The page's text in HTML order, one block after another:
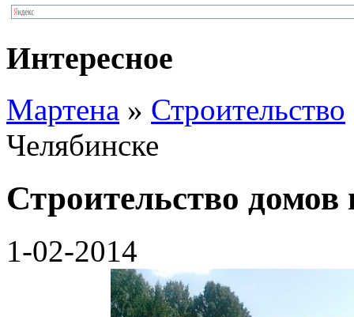
Интересное
Мартена » Строительство
Челябинске
Строительство домов
1-02-2014